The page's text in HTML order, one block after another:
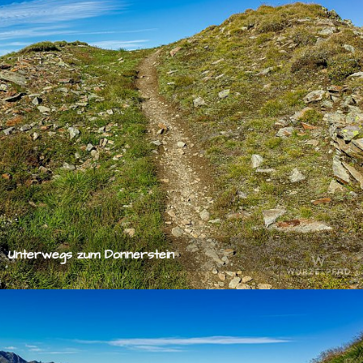
Unterwegs zum Donnerstein